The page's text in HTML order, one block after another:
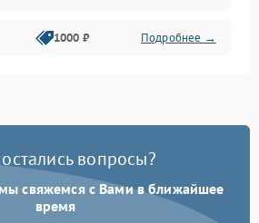
1000 ₽ Подробнее →
вопросы?
мы свяжемся с Вами в ближайшее
время